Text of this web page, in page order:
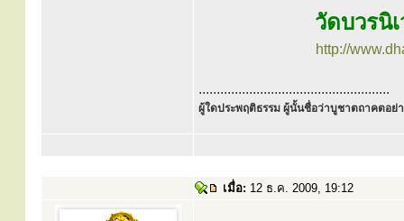
วัดบวรนิ
http://
.....................................................
ผู้ใดประพฤติธรรม ผู้นั้นชื่อว่าบูชาตถาคตอย่า
เมื่อ: 12 ธ.ค. 2009, 19:12